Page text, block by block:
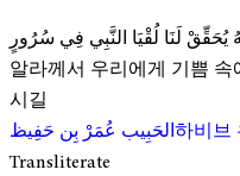
يُحَقِّقْ لَنَا لُقْيَا النَّبِي فِي سُرُورٍ
알라께서 우리에게 기쁨
시길
الحَبِيب عُمَرْ بِن حَفِيظ하비브
Transliterate